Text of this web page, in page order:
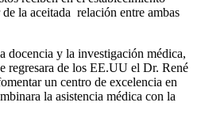
la aceitada relación entre ambas
docencia y la investigación médica,
regresara de los EE.UU el Dr. René
un centro de excelencia en
la asistencia médica con la